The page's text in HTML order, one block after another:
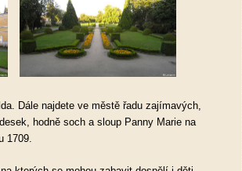
Dále najdete ve městě řadu zajímavých,
hodně soch a sloup Panny Marie na
1709.